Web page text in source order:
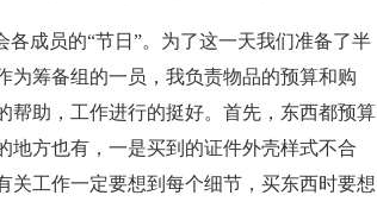
成员的“节日”。为了这一天我们准备了半
为筹备组的一员，我负责物品的预算和购
帮助，工作进行的挺好。首先，东西都预算
地方也有，一是买到的证件外壳样式不合
关工作一定要想到每个细节，买东西时要想